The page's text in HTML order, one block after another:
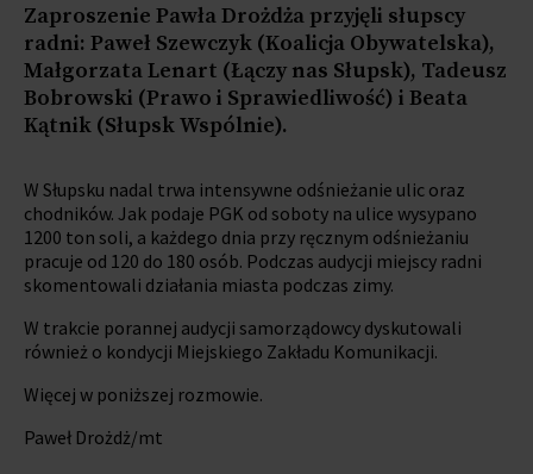
Zaproszenie Pawła Drożdża przyjęli słupscy
radni: Paweł Szewczyk (Koalicja Obywatelska),
Małgorzata Lenart (Łączy nas Słupsk), Tadeusz
Bobrowski (Prawo i Sprawiedliwość) i Beata
Kątnik (Słupsk Wspólnie).
W Słupsku nadal trwa intensywne odśnieżanie ulic oraz
chodników. Jak podaje PGK od soboty na ulice wysypano
1200 ton soli, a każdego dnia przy ręcznym odśnieżaniu
pracuje od 120 do 180 osób. Podczas audycji miejscy radni
skomentowali działania miasta podczas zimy.
W trakcie porannej audycji samorządowcy dyskutowali
również o kondycji Miejskiego Zakładu Komunikacji.
Więcej w poniższej rozmowie.
Paweł Drożdż/mt